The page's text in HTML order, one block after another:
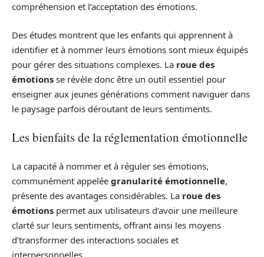
compréhension et l’acceptation des émotions.
Des études montrent que les enfants qui apprennent à
identifier et à nommer leurs émotions sont mieux équipés
pour gérer des situations complexes. La roue des
émotions se révèle donc être un outil essentiel pour
enseigner aux jeunes générations comment naviguer dans
le paysage parfois déroutant de leurs sentiments.
Les bienfaits de la réglementation émotionnelle
La capacité à nommer et à réguler ses émotions,
communément appelée granularité émotionnelle,
présente des avantages considérables. La roue des
émotions permet aux utilisateurs d’avoir une meilleure
clarté sur leurs sentiments, offrant ainsi les moyens
d’transformer des interactions sociales et
interpersonnelles.